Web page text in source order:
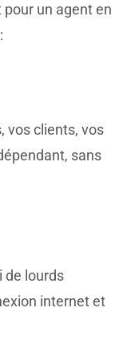
un agent en
vos clients, vos
sans
de lourds
internet et